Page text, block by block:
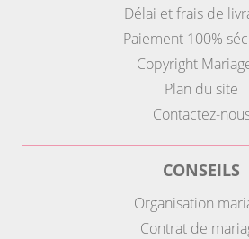
Délai et frais de
Paiement 100%
Copyright
Plan du site
Contactez-
CONSEILS
Organisation
Contrat de